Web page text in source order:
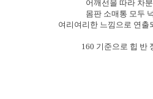
어깨선을 따라 차
몸판 소매통 모두
여리여리한 느낌으로 연출
160 기준으로 힙 반